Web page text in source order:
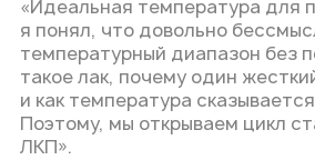
«Идеальная температура для
я понял, что довольно
температурный диапазон без
такое лак, почему один
и как температура
Поэтому, мы открываем цикл
ЛКП».